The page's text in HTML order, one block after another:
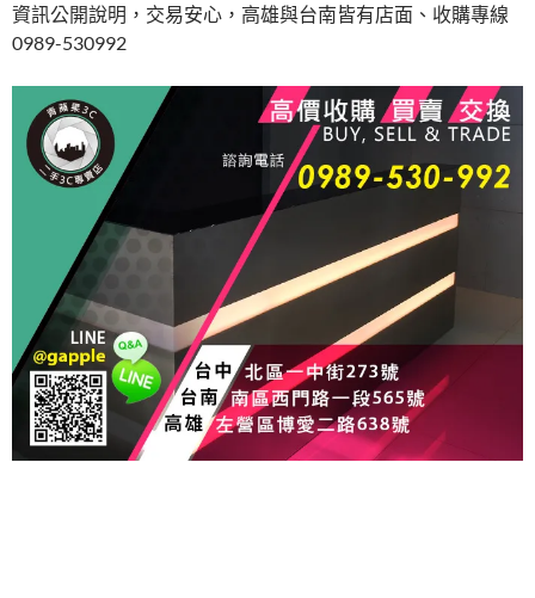
資訊公開說明，交易安心，高雄與台南皆有店面、收購專線
0989-530992